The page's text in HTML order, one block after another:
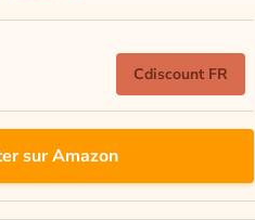
Cdiscount FR
sur Amazon